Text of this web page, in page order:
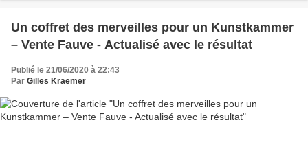
Un coffret des merveilles pour un Kunstkammer
– Vente Fauve - Actualisé avec le résultat
Publié le 21/06/2020 à 22:43
Par Gilles Kraemer